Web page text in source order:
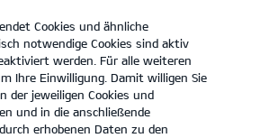
KONTAKT
ÖL
Cookies und ähnliche
notwendige Cookies sind aktiv
werden. Für alle weiteren
Ihre Einwilligung. Damit willigen Sie
der jeweiligen Cookies und
und in die anschließende
erhobenen Daten zu den